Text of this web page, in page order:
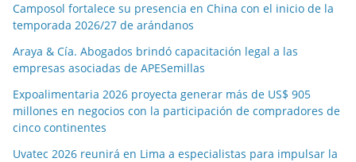
Camposol fortalece su presencia en China con el inicio de la
temporada 2026/27 de arándanos
Araya & Cía. Abogados brindó capacitación legal a las
empresas asociadas de APESemillas
Expoalimentaria 2026 proyecta generar más de US$ 905
millones en negocios con la participación de compradores de
cinco continentes
Uvatec 2026 reunirá en Lima a especialistas para impulsar la